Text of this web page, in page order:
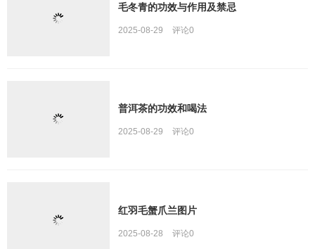
毛冬青的功效与作用及禁忌
2025-08-29 评论0
普洱茶的功效和喝法
2025-08-29 评论0
红羽毛蟹爪兰图片
2025-08-28 评论0